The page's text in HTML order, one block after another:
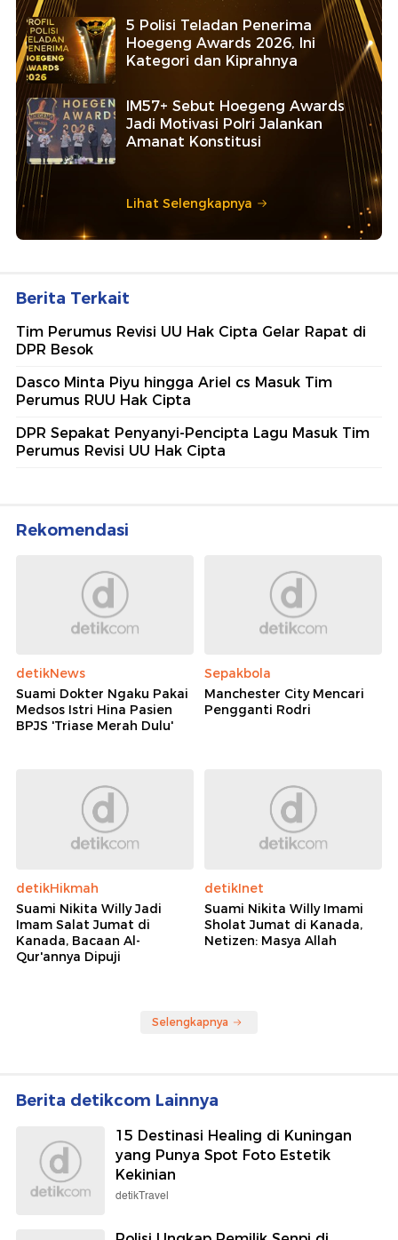
5 Polisi Teladan Penerima
Hoegeng Awards 2026, Ini
Kategori dan Kiprahnya
IM57+ Sebut Hoegeng Awards
Jadi Motivasi Polri Jalankan
Amanat Konstitusi
Lihat Selengkapnya
Berita Terkait
Tim Perumus Revisi UU Hak Cipta Gelar Rapat di
DPR Besok
Dasco Minta Piyu hingga Ariel cs Masuk Tim
Perumus RUU Hak Cipta
DPR Sepakat Penyanyi-Pencipta Lagu Masuk Tim
Perumus Revisi UU Hak Cipta
Rekomendasi
detikNews
Suami Dokter Ngaku Pakai
Medsos Istri Hina Pasien
BPJS 'Triase Merah Dulu'
Sepakbola
Manchester City Mencari
Pengganti Rodri
detikHikmah
Suami Nikita Willy Jadi
Imam Salat Jumat di
Kanada, Bacaan Al-
Qur'annya Dipuji
detikInet
Suami Nikita Willy Imami
Sholat Jumat di Kanada,
Netizen: Masya Allah
Selengkapnya
Berita detikcom Lainnya
15 Destinasi Healing di Kuningan
yang Punya Spot Foto Estetik
Kekinian
detikTravel